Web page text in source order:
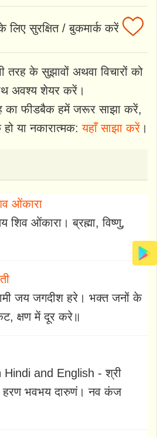
लिए सुरक्षित / बुकमार्क करें
तरह के सुझावों अथवा विचारों को
अवश्य शेयर करें।
का फीडबैक हमें जरूर साझा करें,
या नकारात्मक:यहाँ साझा करें।
ओंकारा
ओंकारा। ब्रह्मा, विष्णु,
जय जगदीश हरे। भक्त जनों के
क्षण में दूर करे॥
and English - श्री
हरण भवभय दारुणं। नव कंज